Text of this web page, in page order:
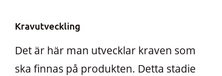
Kravutveckling
Det är här man utvecklar kraven som
ska finnas på produkten. Detta stadie